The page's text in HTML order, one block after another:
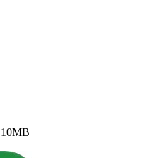
10MB